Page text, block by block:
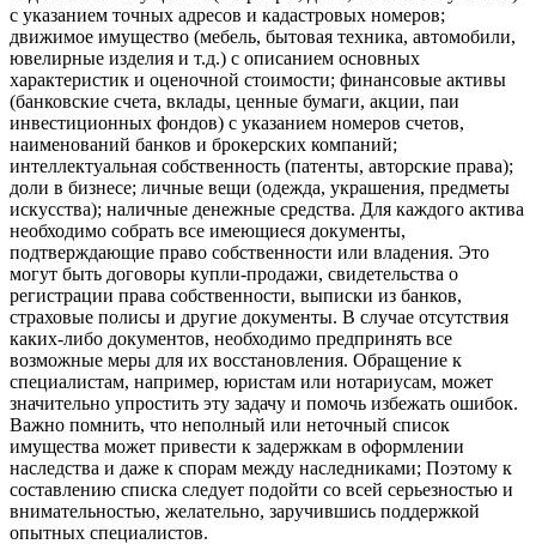
с указанием точных адресов и кадастровых номеров;
движимое имущество (мебель, бытовая техника, автомобили,
ювелирные изделия и т.д.) с описанием основных
характеристик и оценочной стоимости; финансовые активы
(банковские счета, вклады, ценные бумаги, акции, паи
инвестиционных фондов) с указанием номеров счетов,
наименований банков и брокерских компаний;
интеллектуальная собственность (патенты, авторские права);
доли в бизнесе; личные вещи (одежда, украшения, предметы
искусства); наличные денежные средства. Для каждого актива
необходимо собрать все имеющиеся документы,
подтверждающие право собственности или владения. Это
могут быть договоры купли-продажи, свидетельства о
регистрации права собственности, выписки из банков,
страховые полисы и другие документы. В случае отсутствия
каких-либо документов, необходимо предпринять все
возможные меры для их восстановления. Обращение к
специалистам, например, юристам или нотариусам, может
значительно упростить эту задачу и помочь избежать ошибок.
Важно помнить, что неполный или неточный список
имущества может привести к задержкам в оформлении
наследства и даже к спорам между наследниками; Поэтому к
составлению списка следует подойти со всей серьезностью и
внимательностью, желательно, заручившись поддержкой
опытных специалистов.